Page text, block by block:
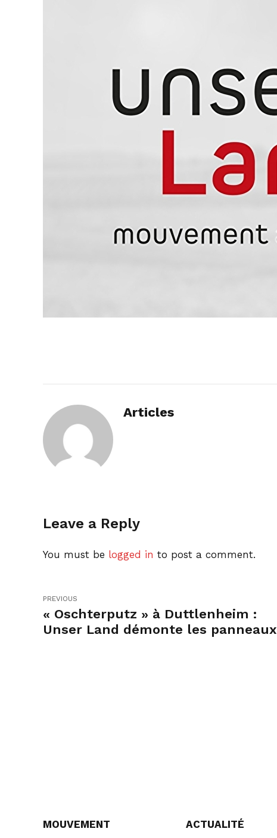
Articles
Leave a Reply
You must be logged in to post a comment.
PREVIOUS
« Oschterputz » à Duttlenheim :
Unser Land démonte les panneaux
MOUVEMENT ACTUALITÉ